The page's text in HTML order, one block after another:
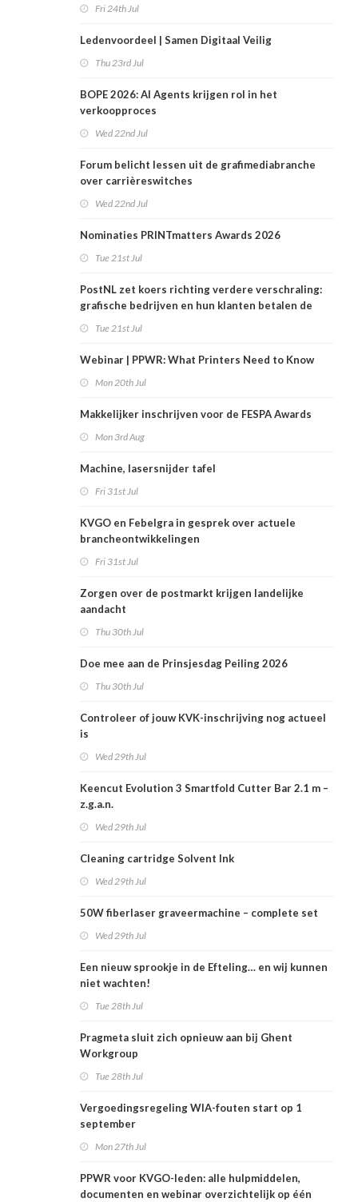
Fri 24th Jul
Ledenvoordeel | Samen Digitaal Veilig
Thu 23rd Jul
BOPE 2026: AI Agents krijgen rol in het
verkoopproces
Wed 22nd Jul
Forum belicht lessen uit de grafimediabranche
over carrièreswitches
Wed 22nd Jul
Nominaties PRINTmatters Awards 2026
Tue 21st Jul
PostNL zet koers richting verdere verschraling:
grafische bedrijven en hun klanten betalen de
Tue 21st Jul
Webinar | PPWR: What Printers Need to Know
Mon 20th Jul
Makkelijker inschrijven voor de FESPA Awards
Mon 3rd Aug
Machine, lasersnijder tafel
Fri 31st Jul
KVGO en Febelgra in gesprek over actuele
brancheontwikkelingen
Fri 31st Jul
Zorgen over de postmarkt krijgen landelijke
aandacht
Thu 30th Jul
Doe mee aan de Prinsjesdag Peiling 2026
Thu 30th Jul
Controleer of jouw KVK-inschrijving nog actueel
is
Wed 29th Jul
Keencut Evolution 3 Smartfold Cutter Bar 2.1 m –
z.g.a.n.
Wed 29th Jul
Cleaning cartridge Solvent Ink
Wed 29th Jul
50W fiberlaser graveermachine – complete set
Wed 29th Jul
Een nieuw sprookje in de Efteling… en wij kunnen
niet wachten!
Tue 28th Jul
Pragmeta sluit zich opnieuw aan bij Ghent
Workgroup
Tue 28th Jul
Vergoedingsregeling WIA-fouten start op 1
september
Mon 27th Jul
PPWR voor KVGO-leden: alle hulpmiddelen,
documenten en webinar overzichtelijk op één